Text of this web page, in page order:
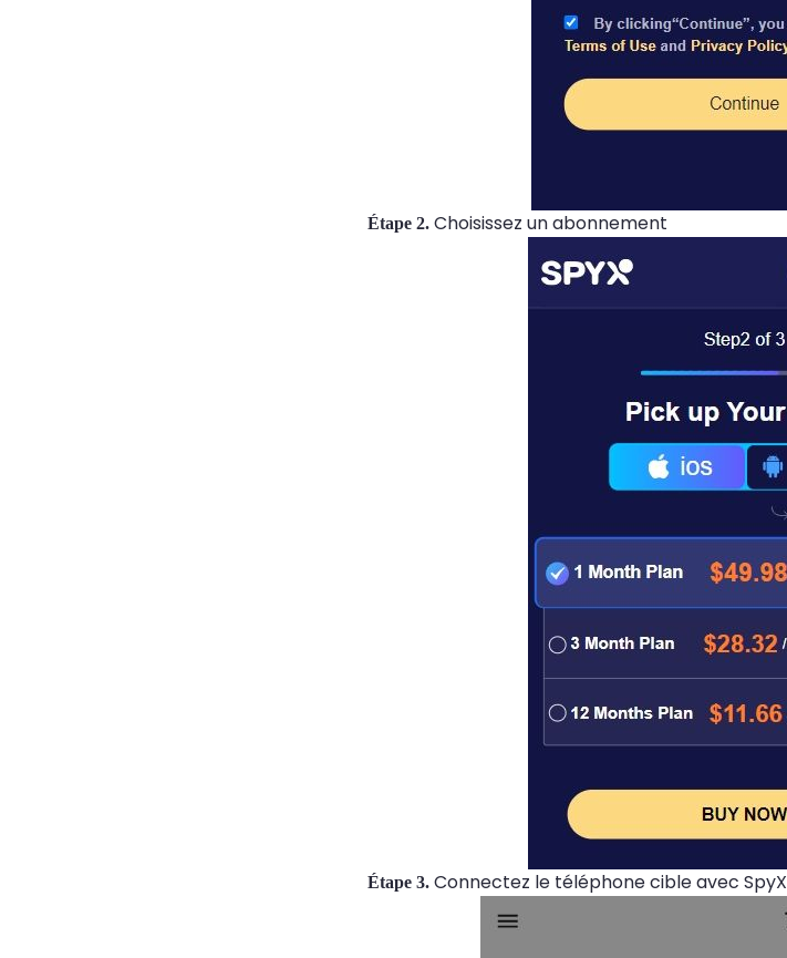
Étape 2. Choisissez un abonnement
Étape 3. Connectez le téléphone cible avec SpyX